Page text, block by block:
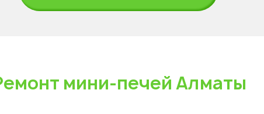
мини-печей Алматы